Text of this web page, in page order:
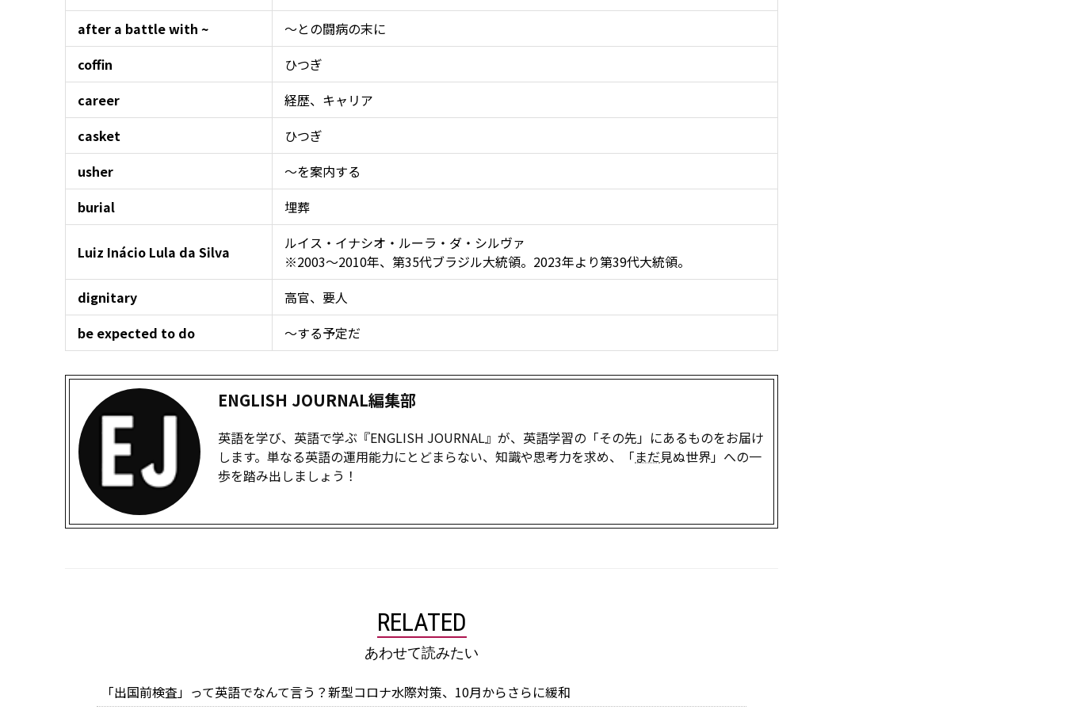
after a battle with ~
～との闘病の末に
coffin
ひつぎ
career
経歴、キャリア
casket
ひつぎ
usher
～を案内する
burial
埋葬
Luiz Inácio Lula da Silva
ルイス・イナシオ・ルーラ・ダ・シルヴァ
※2003～2010年、第35代ブラジル大統領。2023年より第39代大統領。
dignitary
高官、要人
be expected to do
～する予定だ
ENGLISH JOURNAL編集部
英語を学び、英語で学ぶ『ENGLISH JOURNAL』が、英語学習の「その先」にあるものをお届け
します。単なる英語の運用能力にとどまらない、知識や思考力を求め、「まだ見ぬ世界」への一
歩を踏み出しましょう！
RELATED
あわせて読みたい
「出国前検査」って英語でなんて言う？新型コロナ水際対策、10月からさらに緩和